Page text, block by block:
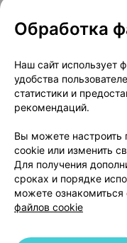
О
Размещение
Способы
Обработка
Наш сайт использует
удобства
статистики и
рекомендаций.
Вы можете настроить
cookie или изменить
Для получения
сроках и порядке
можете ознакомиться
файлов cookie